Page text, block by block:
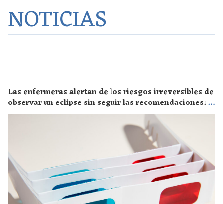
NOTICIAS
Las enfermeras alertan de los riesgos irreversibles de
observar un eclipse sin seguir las recomendaciones: la
retinopatía solar es el mayor de los peligros